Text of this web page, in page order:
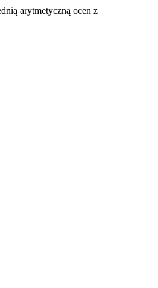
arytmetyczną ocen z